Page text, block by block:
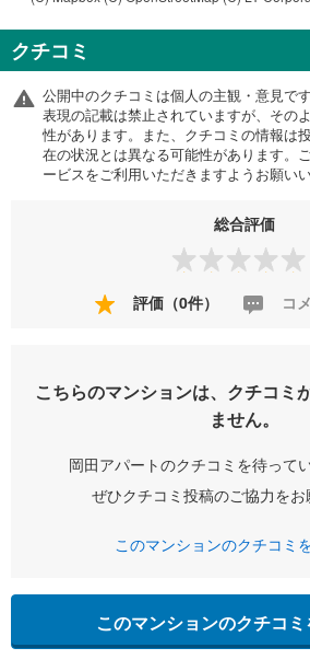
クチコミ
公開中のクチコミは個人の主観・意見で
表現の記載は禁止されていますが、その
性があります。また、クチコミの情報は
在の状況とは異なる可能性があります。
ービスをご利用いただきますようお願いい
総合評価
評価（0件） コ
こちらのマンションは、クチコミ
ません。
岡田アパートのクチコミを待って
ぜひクチコミ投稿のご協力をお
このマンションのクチコミ
このマンションのクチコ